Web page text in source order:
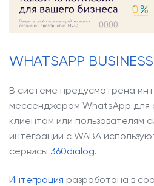
WHATSAPP
В системе предусмотрена
мессенджером WhatsApp для
клиентам или пользователям
интеграции с WABA
сервисы 360dialog.
Интеграция разработана в